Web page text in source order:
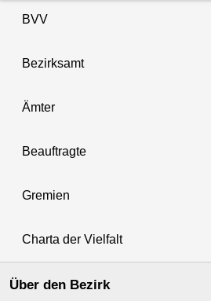
BVV
Bezirksamt
Ämter
Beauftragte
Gremien
Charta der Vielfalt
Über den Bezirk